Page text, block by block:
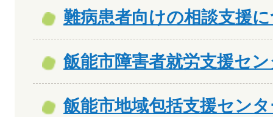
難病患者向けの相談支援
飯能市障害者就労支援セ
飯能市地域包括支援セン